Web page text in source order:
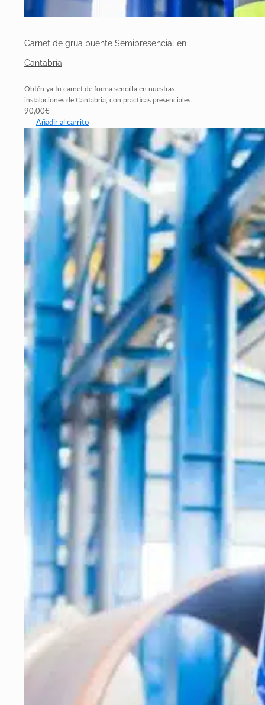
Carnet de grúa puente Semipresencial en
Cantabría
Obtén ya tu carnet de forma sencilla en nuestras
instalaciones de Cantabria, con practicas presenciales…
90,00€
Añadir al carrito